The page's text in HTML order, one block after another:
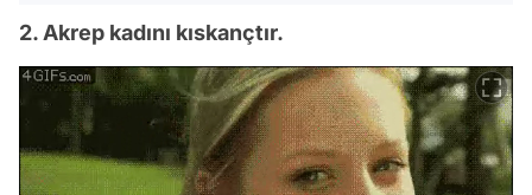
2. Akrep kadını kıskançtır.